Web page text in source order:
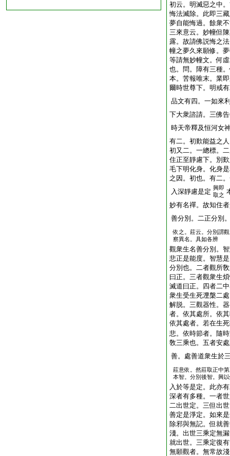
初云。明滅惡之中
悔法滅除。此即三
夢自能悔過。餘衆
三來意云。妙幢但
露。故請佛説悔之
幢之夢久來願修。
等請無妙幢文。何
也。問。障有三種
本。苦報唯末。業
爾時世尊下。明戒
品文有四。一如來
下大衆諮請。三佛
時天帝釋及恒河女
有二。初歎能益之
初又二。一總標。
住正至靜慮下。別
毛下明化身。化身
之因。初也。有二
入深靜慮是定 興即
取之
妙有名禪。故知住
善分別。二正分別
依之。莊云。分別謂觀
察異名。具如各辨
觀衆生名善分別。
悲正是能度。智慧
分別也。二者觀所
曰正。三者觀衆生
滅道曰正。四者二
衆生受生死𣵀槃二
解脱。三觀器性。
者。依其處所。依
依其處者。若在生
悲。依時節者。隨
敎三乘也。五者安
善。處善道衆生於
莊意依。然莊取正中
本智。分別後智。興
入於等是定。此亦
深者有多種。一者
二出世定。三但出
善定是淨定。如來
除邪與無記。但就
淺。出世三乘定無
就出世。三乘定復
無願觀者。無常故